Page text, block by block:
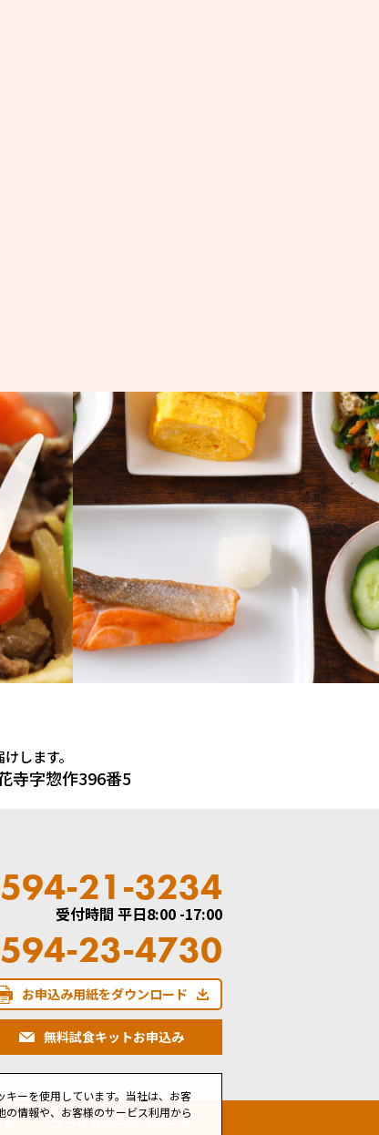
します。
寺字惣作396番5
21-3234
受付時間 平日8:00 -17:00
23-4730
お申込み用紙をダウンロード
無料試食キットお申込み
プライバシーポリシー
ーを使用しています。当社は、お客
情報や、お客様のサービス利用から